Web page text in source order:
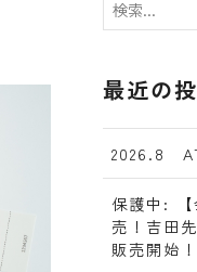
最近の
2026.8
保護中: 【
売！吉田
販売開始！